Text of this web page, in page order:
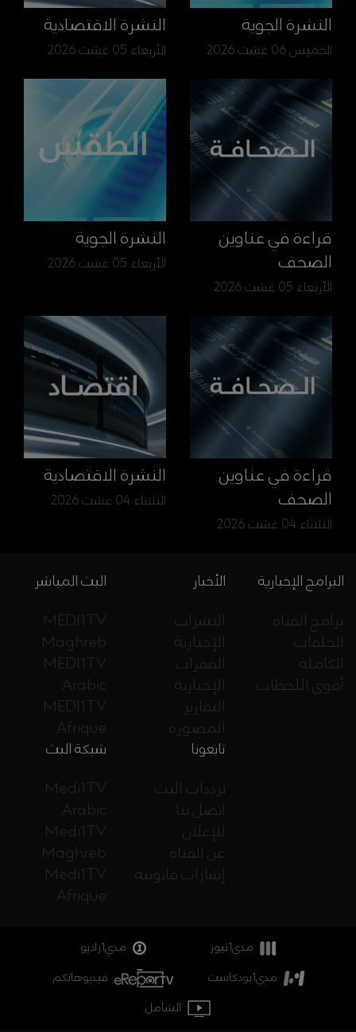
النشرة الجوية
الخميس 06 غشت 2026
النشرة الاقتصادية
الأربعاء 05 غشت 2026
قراءة في عناوين
الصحف
الأربعاء 05 غشت 2026
النشرة الجوية
الأربعاء 05 غشت 2026
قراءة في عناوين
الصحف
الثلاثاء 04 غشت 2026
النشرة الاقتصادية
الثلاثاء 04 غشت 2026
البث المباشر
MEDI1TV
Maghreb
MEDI1TV
Arabic
MEDI1TV
Afrique
الأخبار
النشرات
الإخبارية
الفقرات
الإخبارية
التقارير
المصورة
البرامج الإخبارية
برامج القناة
الحلقات
الكاملة
أقوى اللحظات
شبكة البث
Medi1TV
Arabic
Medi1TV
Maghreb
Medi1TV
Afrique
تابعونا
ترددات البث
اتصل بنا
للإعلان
عن القناة
إشارات قانونية
مدي1نيوز
مدي1راديو
مدي1بودكاست
فيديوهاتكم
الشامل